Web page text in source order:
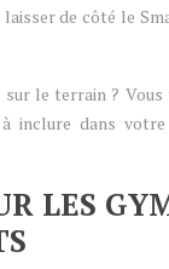
de côté le
sur le terrain ?
inclure dans
LES